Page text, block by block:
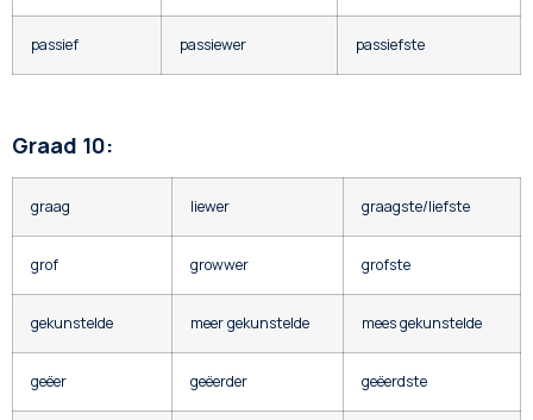
passief passiewer passiefste
Graad 10:
graag liewer graagste/liefste
grof growwer grofste
gekunstelde meer gekunstelde mees gekunstelde
geëer geëerder geëerdste